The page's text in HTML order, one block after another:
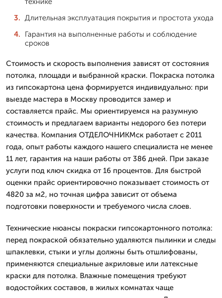
Длительная эксплуатация покрытия и простота ухода
Гарантия на выполненные работы и соблюдение
сроков
Стоимость и скорость выполнения зависят от состояния
потолка, площади и выбранной краски. Покраска потолка
из гипсокартона цена формируется индивидуально: при
выезде мастера в Москву проводится замер и
составляется прайс. Мы ориентируемся на разумную
стоимость и предлагаем варианты недорого без потери
качества. Компания ОТДЕЛОЧНИКМск работает с 2011
года, опыт работы каждого нашего специалиста не менее
11 лет, гарантия на наши работы от 386 дней. При заказе
услуги под ключ скидка от 16 процентов. Для быстрой
оценки прайс ориентировочно показывает стоимость от
4820 за м2, но точная цифра зависит от объема
подготовки поверхности и требуемого числа слоев.
Технические нюансы покраски гипсокартонного потолка:
перед покраской обязательно удаляются пылинки и следы
шпаклевки, стыки и углы должны быть отшлифованы,
применяются специальные акриловые или латексные
краски для потолка. Влажные помещения требуют
водостойких составов, в жилых комнатах чаще